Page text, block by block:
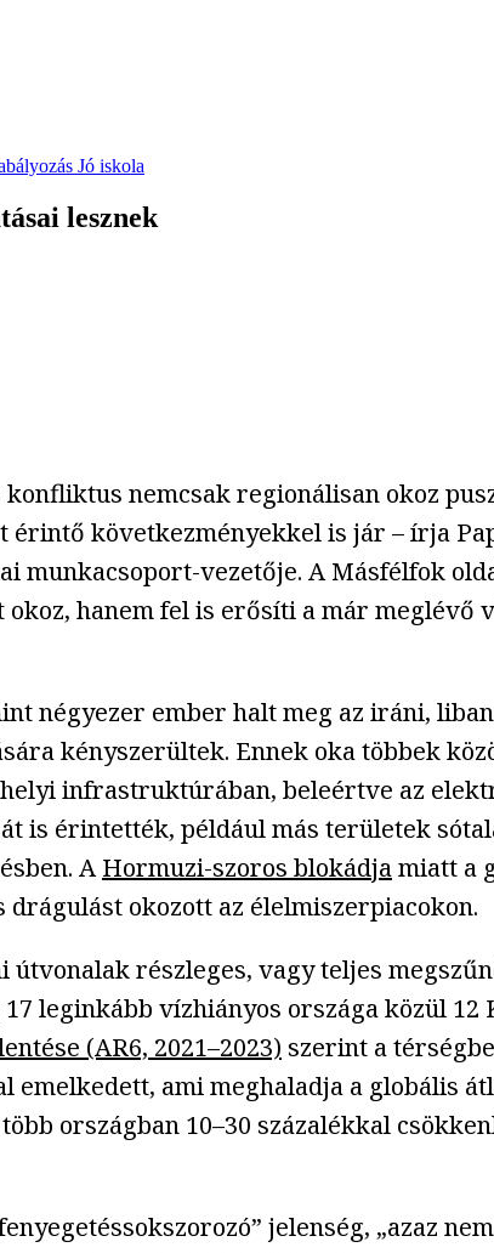
Jó iskola
lesznek
nemcsak regionálisan okoz
következményekkel is jár – írja
munkacsoport-vezetője. A Másfélfok
hanem fel is erősíti a már meglévő
négyezer ember halt meg az iráni,
kényszerültek. Ennek oka többek
infrastruktúrában, beleértve az
is érintették, például más területek
AHormuzi-szoros blokádjamiatt a
okozott az élelmiszerpiacokon.
részleges, vagy teljes
leginkább vízhiányos országa közül 12
(AR6, 2021–2023) szerint a
ami meghaladja a globális
országban 10–30 százalékkal
jelenség, „azaz